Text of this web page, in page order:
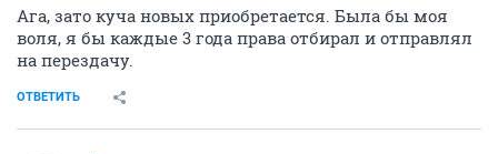
Ага, зато куча новых приобретается. Была бы моя
воля, я бы каждые 3 года права отбирал и отправлял
на перездачу.
ОТВЕТИТЬ